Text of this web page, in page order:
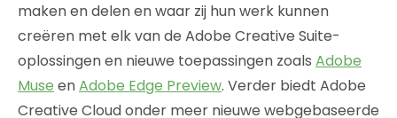
maken en delen en waar zij hun werk kunnen
creëren met elk van de Adobe Creative Suite-
oplossingen en nieuwe toepassingen zoals Adobe
Muse enAdobe Edge Preview. Verder biedt Adobe
Creative Cloud onder meer nieuwe webgebaseerde